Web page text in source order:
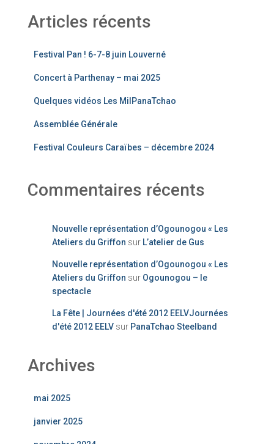
Articles récents
Festival Pan ! 6-7-8 juin Louverné
Concert à Parthenay – mai 2025
Quelques vidéos Les MilPanaTchao
Assemblée Générale
Festival Couleurs Caraïbes – décembre 2024
Commentaires récents
Nouvelle représentation d’Ogounogou « Les
Ateliers du Griffon sur L’atelier de Gus
Nouvelle représentation d’Ogounogou « Les
Ateliers du Griffon sur Ogounogou – le
spectacle
La Fête | Journées d'été 2012 EELVJournées
d'été 2012 EELV sur PanaTchao Steelband
Archives
mai 2025
janvier 2025